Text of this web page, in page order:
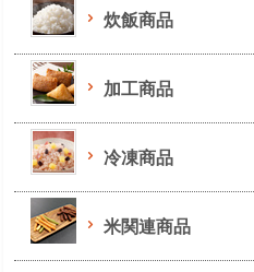
炊飯商品
加工商品
冷凍商品
米関連商品